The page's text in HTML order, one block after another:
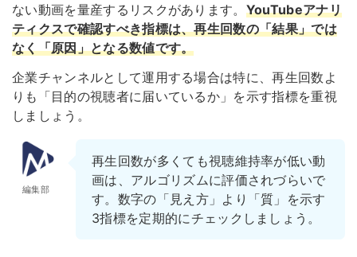
ない動画を量産するリスクがあります。 YouTubeアナリ
ティクスで確認すべき指標は、再生回数の「結果」では
なく「原因」となる数値です。
企業チャンネルとして運用する場合は特に、再生回数よ
りも「目的の視聴者に届いているか」を示す指標を重視
しましょう。
編集部
再生回数が多くても視聴維持率が低い動
画は、アルゴリズムに評価されづらいで
す。数字の「見え方」より「質」を示す
3指標を定期的にチェックしましょう。